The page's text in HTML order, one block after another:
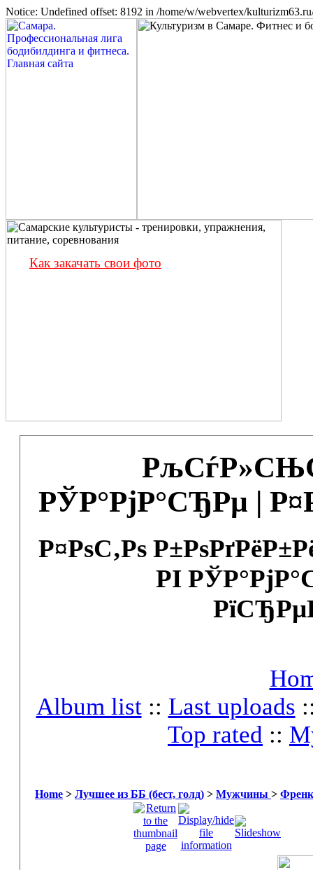
Notice: Undefined offset: 8192 in /home/w/webvertex/
РЎР°РјР°СЂРµ |
Р¤РѕС‚Рѕ
РІ
Album list:: Last uploads
Top rated ::
Home > Лучшее из ББ (бест, голд) > Мужчины >
Как закачать свои фото